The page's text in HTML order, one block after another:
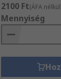
2100 Ft(ÁFA
Mennyiség